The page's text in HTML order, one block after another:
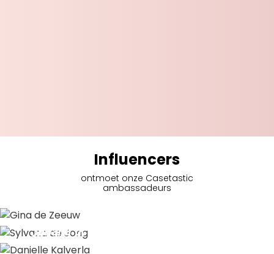
Influencers
ontmoet onze Casetastic
ambassadeurs
Sylvana de Jong